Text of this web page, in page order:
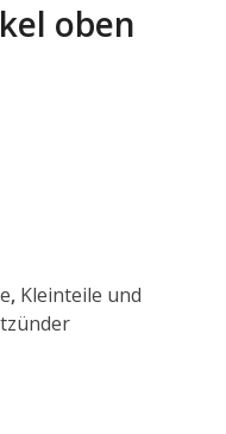
oben
, Kleinteile und